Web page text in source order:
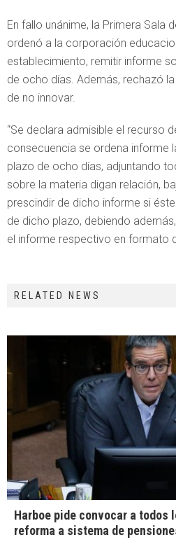
En fallo unánime, la Primera Sala
ordenó a la corporación
establecimiento, remitir informe
de ocho días. Además, rechazó
de no innovar.
“Se declara admisible el recurso
consecuencia se ordena informe
plazo de ocho días, adjuntando
sobre la materia digan relación,
prescindir de dicho informe si
de dicho plazo, debiendo
el informe respectivo en formato
RELATED NEWS
Harboe pide convocar a todos
reforma a sistema de